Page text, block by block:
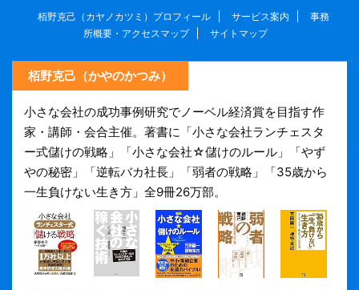
栢野克己（カヤノカツミ）プロフィール サービス案内
事務
所概要・アクセスマップ
サイトマップ
栢野克己（かやのかつみ）
小さな会社の成功事例研究でノーベル経済賞を目指す作
家・講師・会合主催。著書に「小さな会社ランチェスタ
ー式儲けの戦略」「小さな会社☆儲けのルール」「やず
やの秘密」「逆転バカ社長」「弱者の戦略」「35歳から
一生負けない生き方」全9冊26万部。